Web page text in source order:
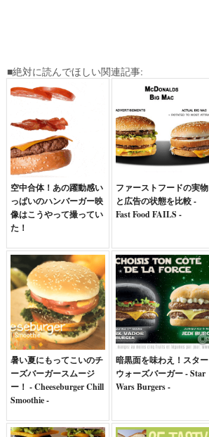
■絶対に読んでほしい関連記事:
空中合体！あの躍動感い
っぱいのハンバーガー映
像はこうやって撮ってい
た！
ファーストフードの実物
と広告の状態を比較 -
Fast Food FAILS -
暑い夏にもってこいのチ
ーズバーガースムージ
ー！ - Cheeseburger Chill
Smoothie -
暗黒面を味わえ！スター
ウォーズバーガー - Star
Wars Burgers -